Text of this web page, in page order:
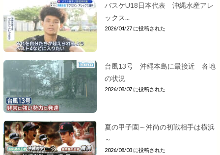
バスケU18日本代表 沖縄水産アレ
ックス...
2026/04/27 に投稿された
台風13号 沖縄本島に最接近 各地
の状況
2026/08/07 に投稿された
夏の甲子園～沖尚の初戦相手は横浜
～
2026/08/03 に投稿された